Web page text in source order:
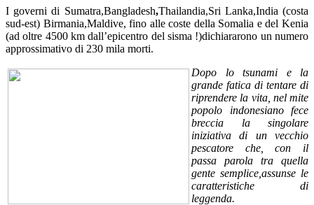
I governi di Sumatra,Bangladesh,Thailandia,Sri Lanka,India (costa
sud-est) Birmania,Maldive, fino alle coste della Somalia e del Kenia
(ad oltre 4500 km dall’epicentro del sisma !)dichiararono un numero
approssimativo di 230 mila morti.
Dopo lo tsunami e la
grande fatica di tentare di
riprendere la vita, nel mite
popolo indonesiano fece
breccia la singolare
iniziativa di un vecchio
pescatore che, con il
passa parola tra quella
gente semplice,assunse le
caratteristiche di
leggenda.